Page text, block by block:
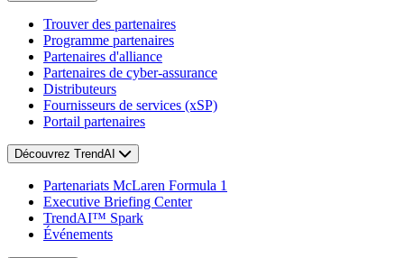
Trouver des partenaires
Programme partenaires
Partenaires d'alliance
Partenaires de cyber-assurance
Distributeurs
Fournisseurs de services (xSP)
Portail partenaires
Découvrez TrendAI
Partenariats McLaren Formula 1
Executive Briefing Center
TrendAI™ Spark
Événements